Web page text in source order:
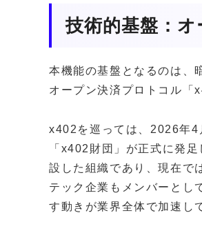
技術的基盤：オ
本機能の基盤となるのは、
オープン決済プロトコル「
x402を巡っては、2026年
「x402財団」が正式に発
設した組織であり、現在
テック企業もメンバーとし
す動きが業界全体で加速し